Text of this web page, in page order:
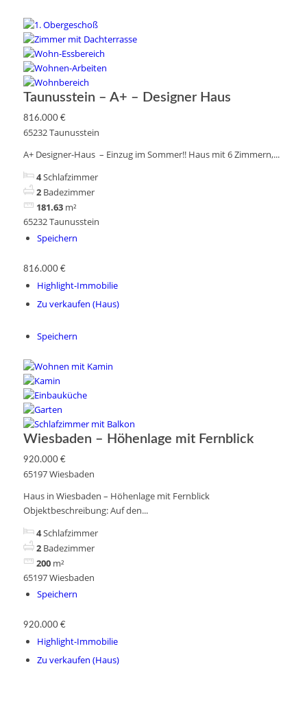
Taunusstein – A+ – Designer Haus
816.000 €
65232 Taunusstein
A+ Designer-Haus – Einzug im Sommer!! Haus mit 6 Zimmern,...
4Schlafzimmer
2 Badezimmer
181.63 m²
65232 Taunusstein
Speichern
816.000 €
Highlight-Immobilie
Zu verkaufen (Haus)
Speichern
Wiesbaden – Höhenlage mit Fernblick
920.000 €
65197 Wiesbaden
Haus in Wiesbaden – Höhenlage mit Fernblick
Objektbeschreibung: Auf den...
4Schlafzimmer
2 Badezimmer
200 m²
65197 Wiesbaden
Speichern
920.000 €
Highlight-Immobilie
Zu verkaufen (Haus)